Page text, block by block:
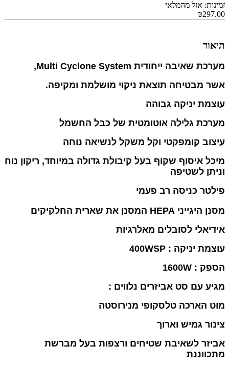
זמינות: אזל מהמלאי
₪297.00
תיאור
מערכת שאיבה ייחודית Multi Cyclone System,
אשר מבטיחה תוצאת ניקוי מושלמת ומקיפה.
עוצמת יניקה גבוהה
מערכת גלילה אוטומטית של כבל החשמל
עיצוב קומפקטי וקל משקל לנשיאה נוחה
מיכל איסוף שקוף בעל קיבולת גדולה במיוחד, ריקון נוח
וניתן לשטיפה
פילטר כניסה רב פעמי
מסנן היגייני HEPA המסנן את שארית החלקיקים
אידיאלי לסובלים מאלרגיות
עוצמת יניקה : 400WSP
הספק : 1600W
מגיע עם סט אביזרים נלווים :
מוט הארכה טלסקופי מנירוסטה
צינור גמיש וארוך
אביזר לשאיבת שטיחים ורצפות בעל מברשת
מתכווננת